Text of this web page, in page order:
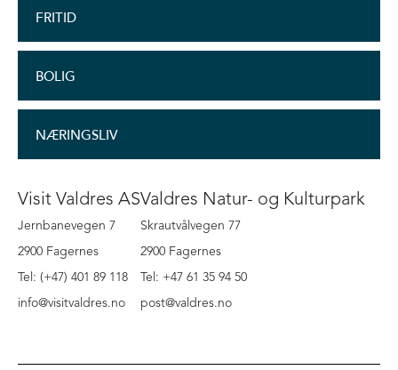
FRITID
BOLIG
NÆRINGSLIV
Visit Valdres AS
Jernbanevegen 7
2900 Fagernes
Tel: (+47) 401 89 118
info@visitvaldres.no
Valdres Natur- og Kulturpark
Skrautvålvegen 77
2900 Fagernes
Tel: +47 61 35 94 50
post@valdres.no